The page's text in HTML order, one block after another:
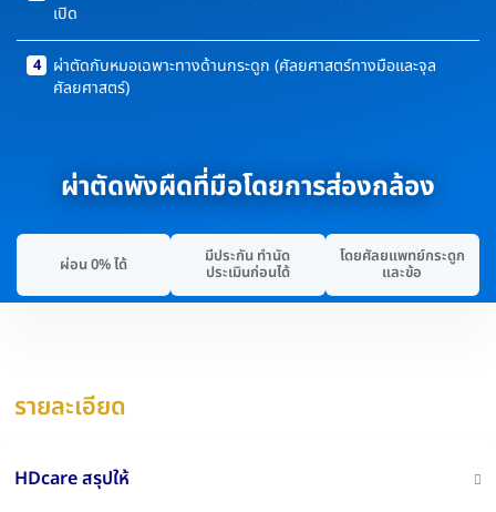
ผ่อน 0% ได้ มีประกัน ทำนัด
ประเมินก่อนได้
โดยศัลยแพทย์กระดูก
และข้อ
ผ่าตัดพังผืดที่มือโดยการส่องกล้อง
เปิด
4
ผ่าตัดกับหมอเฉพาะทางด้านกระดูก (ศัลยศาสตร์ทางมือและจุล
ศัลยศาสตร์)
รายละเอียด
HDcare สรุปให้